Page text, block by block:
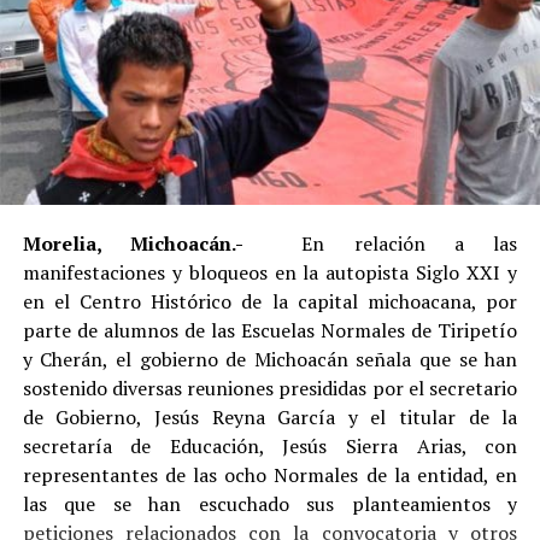
Morelia, Michoacán.- En relación a las
manifestaciones y bloqueos en la autopista Siglo XXI y
en el Centro Histórico de la capital michoacana, por
parte de alumnos de las Escuelas Normales de Tiripetío
y Cherán, el gobierno de Michoacán señala que se han
sostenido diversas reuniones presididas por el secretario
de Gobierno, Jesús Reyna García y el titular de la
secretaría de Educación, Jesús Sierra Arias, con
representantes de las ocho Normales de la entidad, en
las que se han escuchado sus planteamientos y
peticiones relacionados con la convocatoria y otros